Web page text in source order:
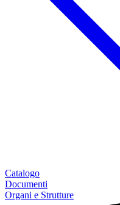
Catalogo
Documenti
Organi e Strutture